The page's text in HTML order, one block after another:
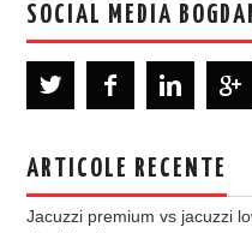
SOCIAL MEDIA
ARTICOLE RECENTE
Jacuzzi premium vs jacuzzi